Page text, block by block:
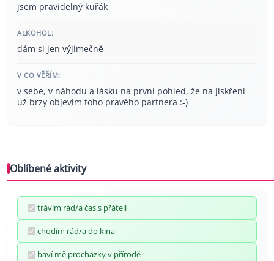
jsem pravidelný kuřák
ALKOHOL:
dám si jen výjimečně
V CO VĚŘÍM:
v sebe, v náhodu a lásku na první pohled, že na Jiskření
už brzy objevím toho pravého partnera :-)
Oblíbené aktivity
trávím rád/a čas s přáteli
chodím rád/a do kina
baví mě procházky v přírodě